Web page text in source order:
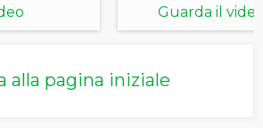
Guarda il
alla pagina iniziale